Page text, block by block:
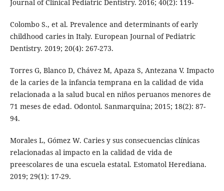
Journal of Clinical Pediatric Dentistry. 2016; 40(2): 119-
Colombo S., et al. Prevalence and determinants of early
childhood caries in Italy. European Journal of Pediatric
Dentistry. 2019; 20(4): 267-273.
Torres G, Blanco D, Chávez M, Apaza S, Antezana V. Impacto
de la caries de la infancia temprana en la calidad de vida
relacionada a la salud bucal en niños peruanos menores de
71 meses de edad. Odontol. Sanmarquina; 2015; 18(2): 87-
94.
Morales L, Gómez W. Caries y sus consecuencias clínicas
relacionadas al impacto en la calidad de vida de
preescolares de una escuela estatal. Estomatol Herediana.
2019; 29(1): 17-29.